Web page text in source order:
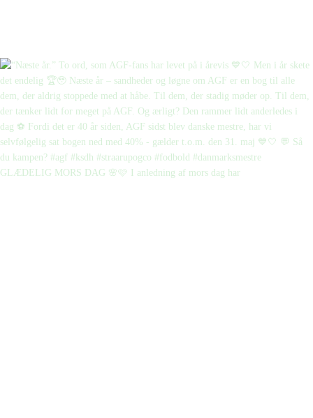
GLÆDELIG MORS DAG 🌸🩷 I anledning af mors dag har